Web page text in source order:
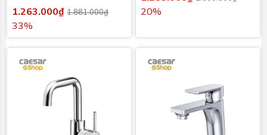
1.263.000₫ 1.881.000₫
33%
20%